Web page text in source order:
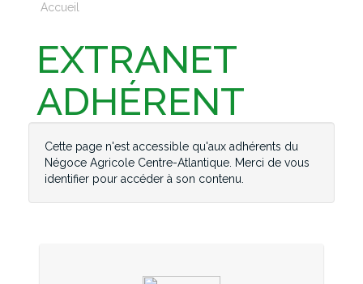
Accueil
EXTRANET
ADHÉRENT
Cette page n'est accessible qu'aux adhérents du
Négoce Agricole Centre-Atlantique. Merci de vous
identifier pour accéder à son contenu.